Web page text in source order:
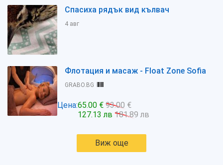
Спасиха рядък вид кълвач
4 авг
Флотация и масаж - Float Zone Sofia
GRABO.BG
Цена:65.00 € 93.00 €
127.13 лв 181.89 лв
Виж още